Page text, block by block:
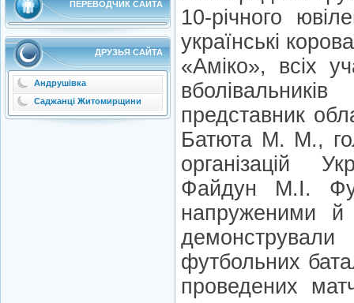
ПЕРЕВОДЧИК САЙТА
ДРУЗЬЯ САЙТА
Андрушівка
Саджанці Житомирщини
10-річного
українські
«Аміко», всіх
представник
Батюта М. М.,
організацій
Файдун М.І.
напруженими
футбольних
проведених